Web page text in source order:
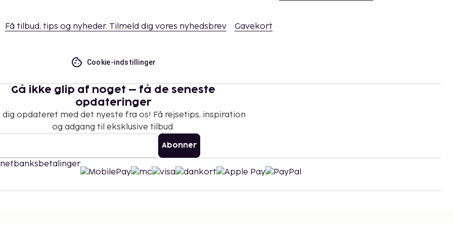
Få tilbud, tips og nyheder. Tilmeld dig vores nyhedsbrev Gavekort
Cookie-indstillinger
Gå ikke glip af noget – få de seneste
opdateringer
dig opdateret med det nyeste fra os! Få rejsetips, inspiration
og adgang til eksklusive tilbud.
Abonner